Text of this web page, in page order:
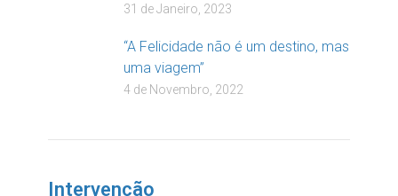
31 de Janeiro, 2023
“A Felicidade não é um destino, mas
uma viagem”
4 de Novembro, 2022
Intervenção